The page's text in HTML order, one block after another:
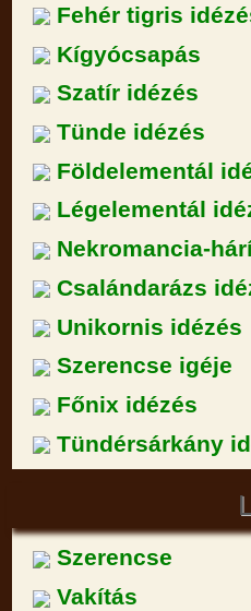
Fehér tigris
Kígyócsapás
Szatír idézés
Tünde idézés
Földelementál
Légelementál
Nekromancia-
Csalándarázs
Unikornis idézés
Szerencse igéje
Főnix idézés
Tündérsárkány
Szerencse
Vakítás